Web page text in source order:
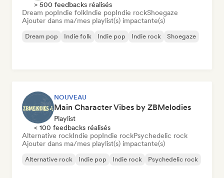
> 500 feedbacks réalisés
Dream popIndie folkIndie popIndie rockShoegaze
Ajouter dans ma/mes playlist(s) impactante(s)
Dream pop Indie folk Indie pop Indie rock Shoegaze
NOUVEAU
Main Character Vibes by ZBMelodies
Playlist
< 100 feedbacks réalisés
Alternative rockIndie popIndie rockPsychedelic rock
Ajouter dans ma/mes playlist(s) impactante(s)
Alternative rock Indie pop Indie rock Psychedelic rock